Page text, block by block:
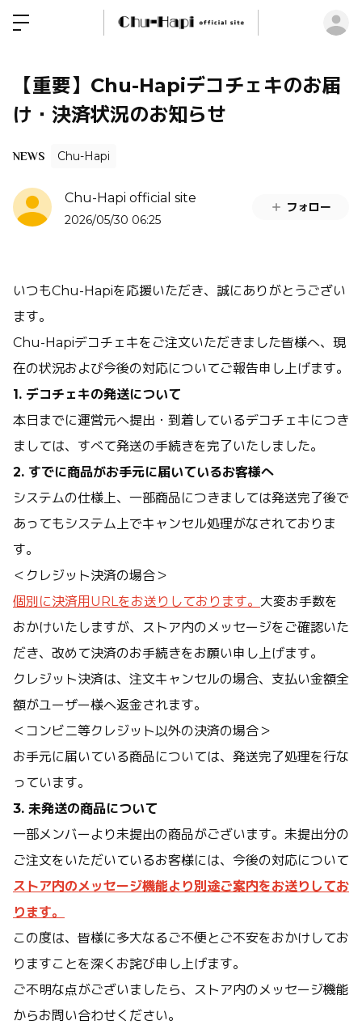
【重要】Chu-Hapiデコチェキのお届
け・決済状況のお知らせ
NEWS Chu-Hapi
Chu-Hapi official site
2026/05/30 06:25
フォロー
いつもChu-Hapiを応援いただき、誠にありがとうござい
ます。
Chu-Hapiデコチェキをご注文いただきました皆様へ、現
在の状況および今後の対応についてご報告申し上げます。
1. デコチェキの発送について
本日までに運営元へ提出・到着しているデコチェキにつき
ましては、すべて発送の手続きを完了いたしました。
2. すでに商品がお手元に届いているお客様へ
システムの仕様上、一部商品につきましては発送完了後で
あってもシステム上でキャンセル処理がなされておりま
す。
＜クレジット決済の場合＞
個別に決済用URLをお送りしております。 大変お手数を
おかけいたしますが、ストア内のメッセージをご確認いた
だき、改めて決済のお手続きをお願い申し上げます。
クレジット決済は、注文キャンセルの場合、支払い金額全
額がユーザー様へ返金されます。
＜コンビニ等クレジット以外の決済の場合＞
お手元に届いている商品については、発送完了処理を行な
っています。
3. 未発送の商品について
一部メンバーより未提出の商品がございます。未提出分の
ご注文をいただいているお客様には、今後の対応について
ストア内のメッセージ機能より別途ご案内をお送りしてお
ります。
この度は、皆様に多大なるご不便とご不安をおかけしてお
りますことを深くお詫び申し上げます。
ご不明な点がございましたら、ストア内のメッセージ機能
からお問い合わせください。